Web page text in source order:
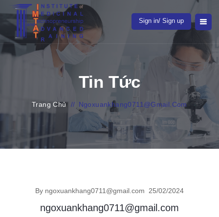
Sign in/ Sign up
Tin Tức
Trang Chủ // Ngoxuankhang0711@gmail.com
By ngoxuankhang0711@gmail.com 25/02/2024
ngoxuankhang0711@gmail.com